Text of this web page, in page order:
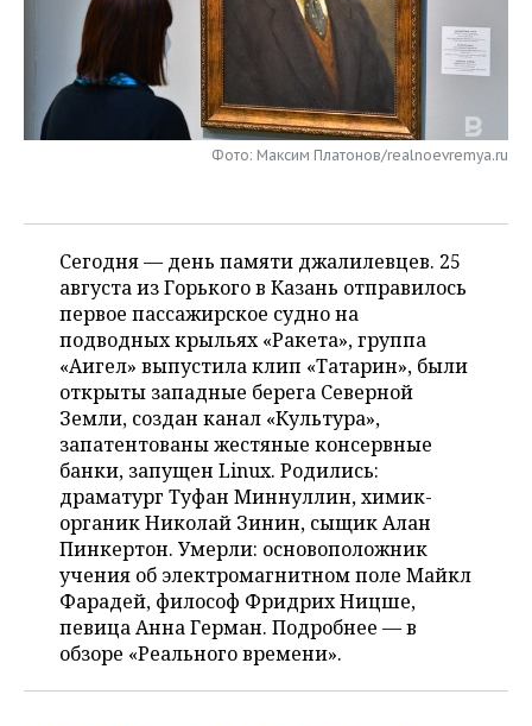
НЕФТЕХИМИЯ
НЕФТЬ
ОПК
РОЗНИЧНАЯ ТОРГОВЛЯ
ТРАНСПОРТ
НОВОСТИ ТЕХНОЛОГИЙ
IT
МЕРОПРИЯТИЯ
НОВОСТИ МЕРОПРИЯТИЙ
ВЫЕЗДНАЯ РЕДАКЦИЯ
ONLINE-КОНФЕРЕНЦИИ
ОТКРЫТАЯ ЛЕКЦИЯ
СПОРТ
ХОККЕЙ
БАСКЕТБОЛ
ВОЛЕЙБОЛ
КИБЕРСПОРТ
ФИГУРНОЕ КАТАНИЕ
ВОДНЫЕ ВИДЫ СПОРТА
ХОККЕЙ С МЯЧОМ
ВЛАСТЬ
ИНФРАСТРУКТУРА
ИСТОРИЯ
КУЛЬТУРА
МЕДИЦИНА
ОБРАЗОВАНИЕ
ПРОИСШЕСТВИЯ
СЮЖЕТЫ
СПРАВОЧНИК
СПИСОК ПЕРСОН
СПИСОК КОМПАНИЙ
ПОЛНАЯ ВЕРСИЯ
Фото: Максим Платонов/realnoevremya.ru
Сегодня — день памяти джалилевцев. 25
августа из Горького в Казань отправилось
первое пассажирское судно на
подводных крыльях «Ракета», группа
«Аигел» выпустила клип «Татарин», были
открыты западные берега Северной
Земли, создан канал «Культура»,
запатентованы жестяные консервные
банки, запущен Linux. Родились:
драматург Туфан Миннуллин, химик-
органик Николай Зинин, сыщик Алан
Пинкертон. Умерли: основоположник
учения об электромагнитном поле Майкл
Фарадей, философ Фридрих Ницше,
певица Анна Герман. Подробнее — в
обзоре «Реального времени».